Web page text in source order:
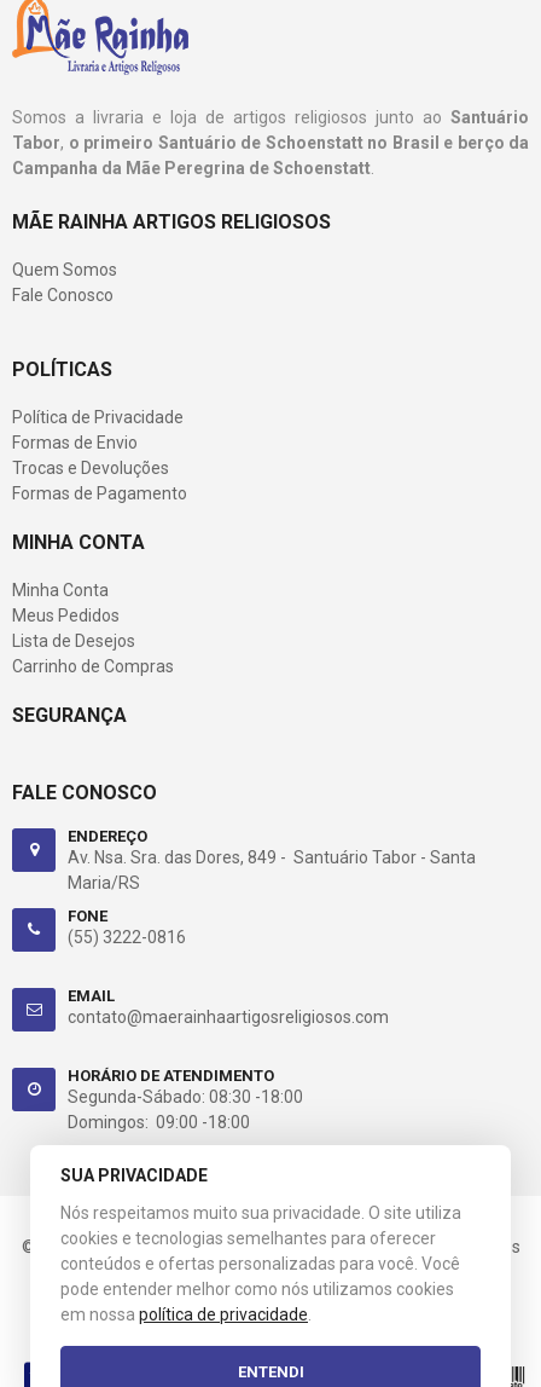
Somos a livraria e loja de artigos religiosos junto ao Santuário
Tabor, o primeiro Santuário de Schoenstatt no Brasil e berço da
Campanha da Mãe Peregrina de Schoenstatt
MÃE RAINHA ARTIGOS RELIGIOSOS
Quem Somos
Fale Conosco
POLÍTICAS
Política de Privacidade
Formas de Envio
Trocas e Devoluções
Formas de Pagamento
MINHA CONTA
Minha Conta
Meus Pedidos
Lista de Desejos
Carrinho de Compras
SEGURANÇA
FALE CONOSCO
ENDEREÇO
Av. Nsa. Sra. das Dores, 849 - Santuário Tabor - Santa
Maria/RS
FONE
(55) 3222-0816
EMAIL
contato@maerainhaartigosreligiosos.com
HORÁRIO DE ATENDIMENTO
Segunda-Sábado: 08:30 -18:00
Domingos: 09:00 -18:00
© 2021 Mãe Rainha. CNPJ: 03.658.517/0001-60. Todos os direitos
reservados.
Esta loja virtual utiliza tecnologia da
Entre em Contato
SUA PRIVACIDADE
Nós respeitamos muito sua privacidade. O site utiliza
cookies e tecnologias semelhantes para oferecer
conteúdos e ofertas personalizadas para você. Você
pode entender melhor como nós utilizamos cookies
em nossa política de privacidade
ENTENDI